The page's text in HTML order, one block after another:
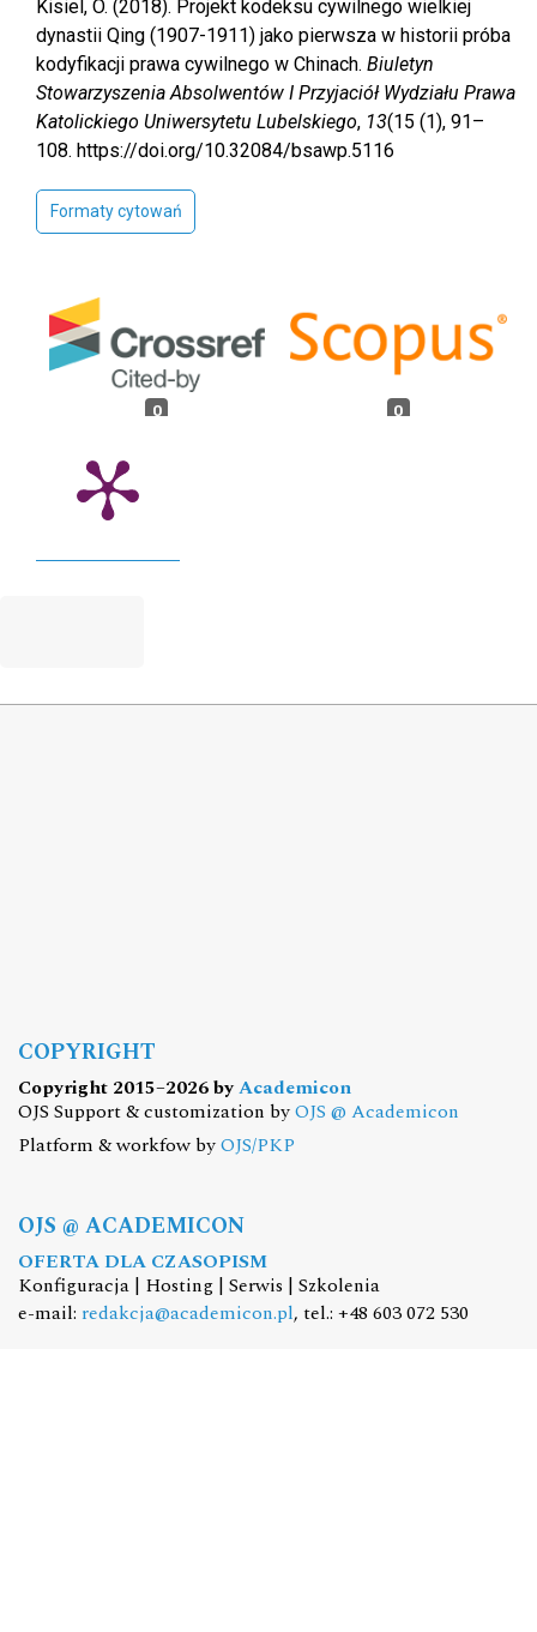
Kisiel, O. (2018). Projekt kodeksu cywilnego wielkiej
dynastii Qing (1907-1911) jako pierwsza w historii próba
kodyfikacji prawa cywilnego w Chinach. Biuletyn
Stowarzyszenia Absolwentów I Przyjaciół Wydziału Prawa
Katolickiego Uniwersytetu Lubelskiego, 13(15 (1), 91–
108. https://doi.org/10.32084/bsawp.5116
Formaty cytowań
0 0
COPYRIGHT
Copyright 2015–2026 byAcademicon
OJS Support & customization byOJS @ Academicon
Platform & workfow byOJS/PKP
OJS @ ACADEMICON
OFERTA DLA CZASOPISM
Konfiguracja | Hosting | Serwis | Szkolenia
e-mail: redakcja@academicon.pl, tel.: +48 603 072 530